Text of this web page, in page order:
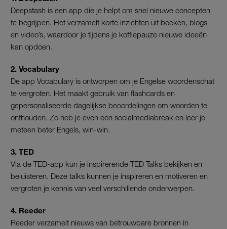
Deepstash is een app die je helpt om snel nieuwe concepten
te begrijpen. Het verzamelt korte inzichten uit boeken, blogs
en video’s, waardoor je tijdens je koffiepauze nieuwe ideeën
kan opdoen.
2. Vocabulary
De app Vocabulary is ontworpen om je Engelse woordenschat
te vergroten. Het maakt gebruik van flashcards en
gepersonaliseerde dagelijkse beoordelingen om woorden te
onthouden. Zo heb je even een socialmediabreak en leer je
meteen beter Engels, win-win.
3. TED
Via de TED-app kun je inspirerende TED Talks bekijken en
beluisteren. Deze talks kunnen je inspireren en motiveren en
vergroten je kennis van veel verschillende onderwerpen.
4. Reeder
Reeder verzamelt nieuws van betrouwbare bronnen in